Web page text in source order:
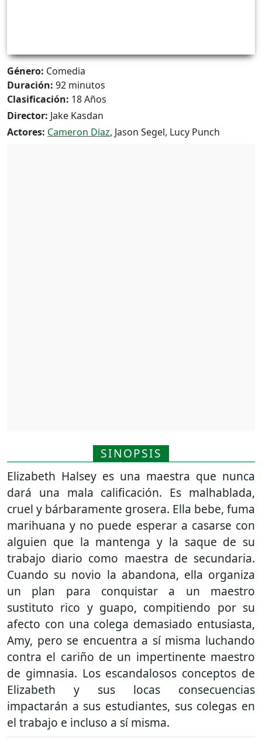
Género: Comedia
Duración: 92 minutos
Clasificación: 18 Años
Director: Jake Kasdan
Actores: Cameron Diaz, Jason Segel, Lucy Punch
SINOPSIS
Elizabeth Halsey es una maestra que nunca
dará una mala calificación. Es malhablada,
cruel y bárbaramente grosera. Ella bebe, fuma
marihuana y no puede esperar a casarse con
alguien que la mantenga y la saque de su
trabajo diario como maestra de secundaria.
Cuando su novio la abandona, ella organiza
un plan para conquistar a un maestro
sustituto rico y guapo, compitiendo por su
afecto con una colega demasiado entusiasta,
Amy, pero se encuentra a sí misma luchando
contra el cariño de un impertinente maestro
de gimnasia. Los escandalosos conceptos de
Elizabeth y sus locas consecuencias
impactarán a sus estudiantes, sus colegas en
el trabajo e incluso a sí misma.